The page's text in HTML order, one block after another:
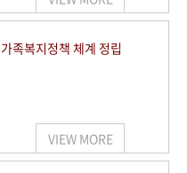
가족복지정책 체계 정립
VIEW MORE